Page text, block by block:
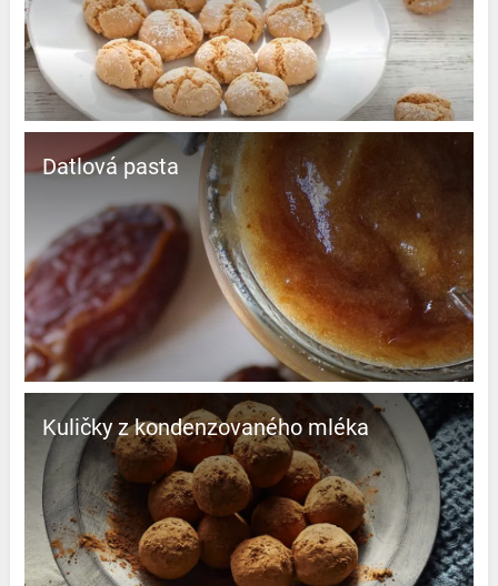
Datlová pasta
Kuličky z kondenzovaného mléka